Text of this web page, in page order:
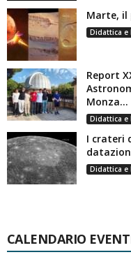
Marte, il
Didattica e
Report
Monza...
Didattica e
I crateri
Didattica e
CALENDARIO